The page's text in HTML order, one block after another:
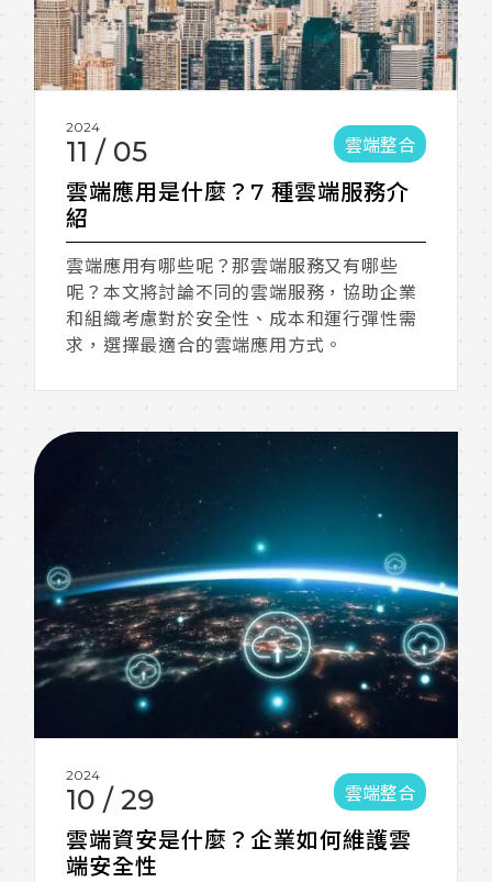
2024
11/ 05 雲端整合
雲端應用是什麼？7 種雲端服務介
紹
雲端應用有哪些呢？那雲端服務又有哪些
呢？本文將討論不同的雲端服務，協助企業
和組織考慮對於安全性、成本和運行彈性需
求，選擇最適合的雲端應用方式。
2024
10/ 29 雲端整合
雲端資安是什麼？企業如何維護雲
端安全性